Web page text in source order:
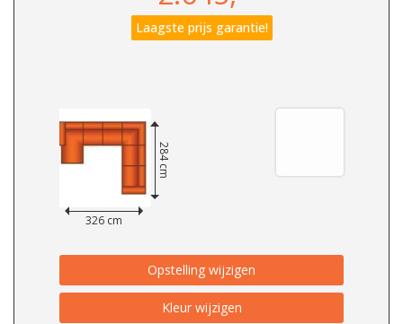
Laagste prijs garantie!
326 cm
284 cm
Opstelling wijzigen
Kleur wijzigen